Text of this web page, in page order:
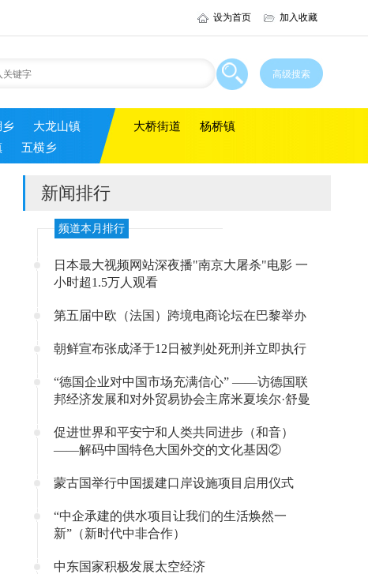
设为首页 加入收藏
乡
大龙山镇
五横乡
大桥街道 杨桥镇
新闻排行
频道本月排行
日本最大视频网站深夜播"南京大屠杀"电影 一
小时超1.5万人观看
第五届中欧（法国）跨境电商论坛在巴黎举办
朝鲜宣布张成泽于12日被判处死刑并立即执行
“德国企业对中国市场充满信心” ——访德国联
邦经济发展和对外贸易协会主席米夏埃尔·舒曼
促进世界和平安宁和人类共同进步（和音）
——解码中国特色大国外交的文化基因②
蒙古国举行中国援建口岸设施项目启用仪式
“中企承建的供水项目让我们的生活焕然一
新”（新时代中非合作）
中东国家积极发展太空经济